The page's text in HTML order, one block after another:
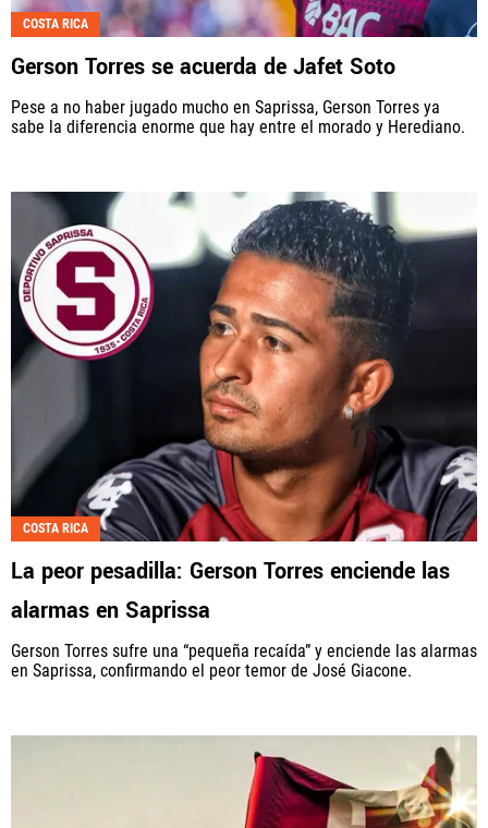
COSTA RICA
Gerson Torres se acuerda de Jafet Soto
Pese a no haber jugado mucho en Saprissa, Gerson Torres ya
sabe la diferencia enorme que hay entre el morado y Herediano.
COSTA RICA
La peor pesadilla: Gerson Torres enciende las
alarmas en Saprissa
Gerson Torres sufre una “pequeña recaída” y enciende las alarmas
en Saprissa, confirmando el peor temor de José Giacone.